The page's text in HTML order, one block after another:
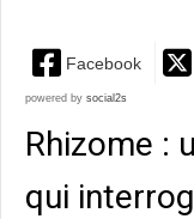
Facebook
powered by social2s
Rhizome :
qui